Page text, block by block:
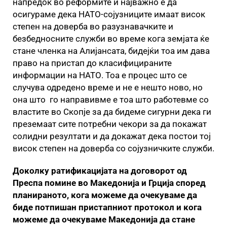
напредок во реформите и најважно е да
осигураме дека НАТО-сојузниците имаат висок
степен на доверба во разузнавачките и
безбедносните служби во време кога земјата ќе
стане членка на Алијансата, бидејќи тоа им дава
право на пристап до класифицираните
информации на НАТО. Тоа е процес што се
случува одредено време и не е нешто ново, но
она што го направивме е тоа што работевме со
властите во Скопје за да бидеме сигурни дека ги
преземаат сите потребни чекори за да покажат
солидни резултати и да докажат дека постои тој
висок степен на доверба со сојузничките служби.
Доколку ратификацијата на договорот од
Преспа помине во Македонија и Грција според
планираното, кога можеме да очекуваме да
биде потпишан пристапниот протокол и кога
можеме да очекуваме Македонија да стане